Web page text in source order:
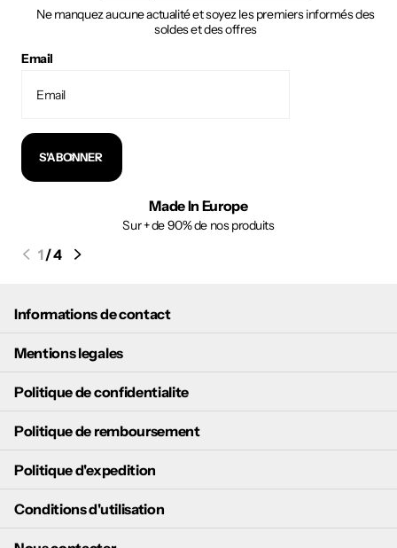
Ne manquez aucune actualité et soyez les premiers informés des
soldes et des offres
Email
S'ABONNER
Made In Europe
Sur + de 90% de nos produits
1/4
Informations de contact
Mentions legales
Politique de confidentialite
Politique de remboursement
Politique d'expedition
Conditions d'utilisation